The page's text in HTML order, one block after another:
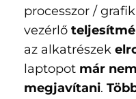
processzor /
vezérlő
az alkatrészek
laptopot már
megjavítani.